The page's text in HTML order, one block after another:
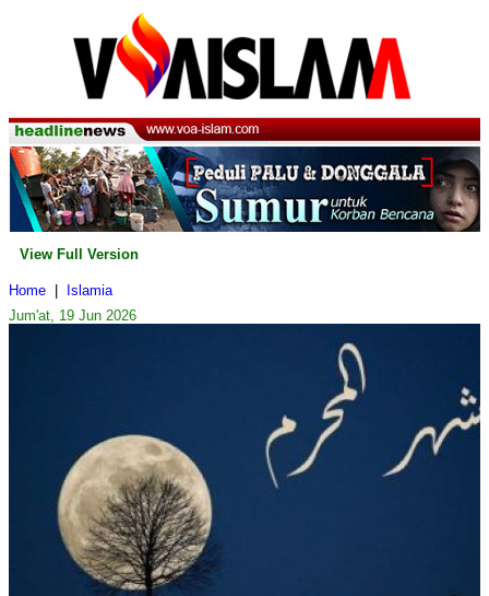
View Full Version
Home
Islamia
Jum'at, 19 Jun 2026